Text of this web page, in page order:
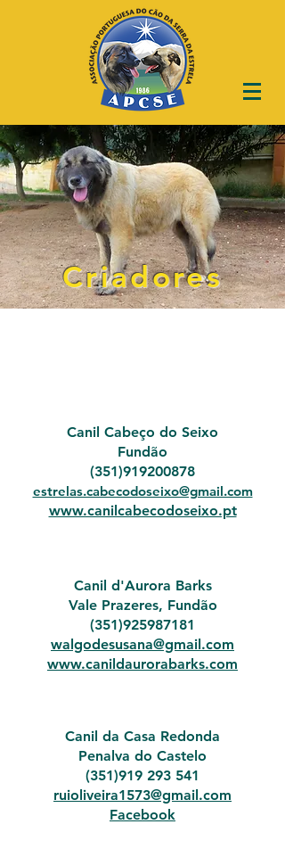
Criadores
Canil Cabeço do Seixo
Fundão
(351)919200878
estrelas.cabecodoseixo@gmail.com
www.canilcabecodoseixo.pt
Canil d'Aurora Barks
Vale Prazeres, Fundão
(351)925987181
walgodesusana@gmail.com
www.canildaurorabarks.com
Canil da Casa Redonda
Penalva do Castelo
(351)919 293 541
ruioliveira1573@gmail.com
Facebook